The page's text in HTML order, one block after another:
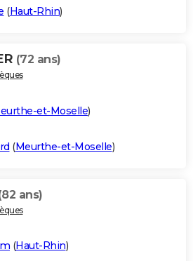
(Haut-Rhin)
(72 ans)
et-Moselle)
(Meurthe-et-Moselle)
ans)
(Haut-Rhin)